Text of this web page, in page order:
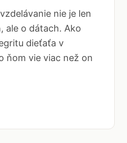
nie je len
ale o dátach. Ako
dieťaťa v
ňom vie viac než on